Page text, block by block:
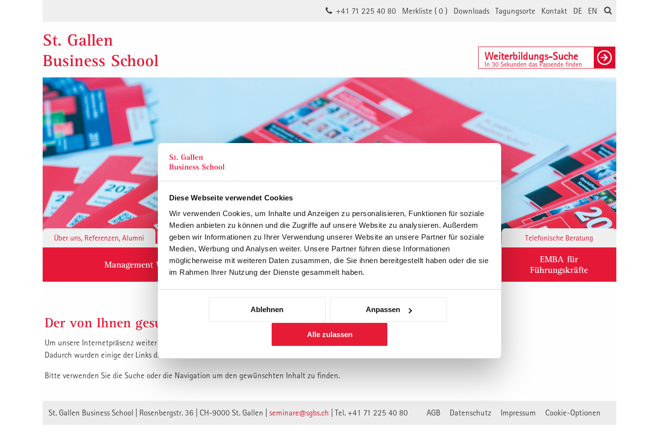
Diese Webseite verwendet Cookies
Wir verwenden Cookies, um Inhalte und Anzeigen zu personalisieren, Funktionen für soziale
Medien anbieten zu können und die Zugriffe auf unsere Website zu analysieren. Außerdem
geben wir Informationen zu Ihrer Verwendung unserer Website an unsere Partner für soziale
Medien, Werbung und Analysen weiter. Unsere Partner führen diese Informationen
möglicherweise mit weiteren Daten zusammen, die Sie ihnen bereitgestellt haben oder die sie
im Rahmen Ihrer Nutzung der Dienste gesammelt haben.
Ablehnen Anpassen
Alle zulassen
EN
DE
Kontakt
Tagungsorte
Downloads
Merkliste (0 )
+41 71 225 40 80
St. Gallen
Business School
Weiterbildungs-Suche
In 30 Sekunden das Passende finden
Über uns, Referenzen, Alumni Institute & Forschung Inhouse, Consulting Corporate Responsibility Telefonische Beratung
Management Weiterbildung
Berufsbegleitendes Praxisstudium
für Führungskräfte
EMBA für
Führungskräfte
Der von Ihnen gesuchte Inhalt ist vermutlich umgezogen.
Um unsere Internetpräsenz weiter zu verbessern, haben wir unsere Webseite auf eine neue technische Basis gestellt.
Dadurch wurden einige der Links die auf unsere Inhalte verweisen unwirksam.
Bitte verwenden Sie die Suche oder die Navigation um den gewünschten Inhalt zu finden.
St. Gallen Business School | Rosenbergstr. 36 | CH-9000 St. Gallen | seminare@sgbs.ch Tel. +41 71 225 40 80 AGB Datenschutz Impressum Cookie-Optionen